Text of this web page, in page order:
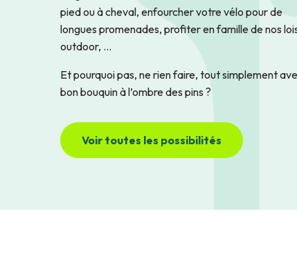
pied ou à cheval, enfourcher votre vélo pour de
longues promenades, profiter en famille de nos
outdoor, …
Et pourquoi pas, ne rien faire, tout simplement
bon bouquin à l’ombre des pins ?
Voir toutes les possibilités